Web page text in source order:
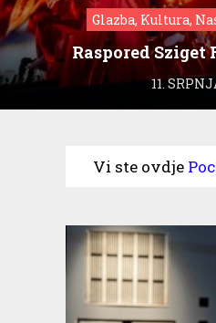
Glazba, Kultura,
Raspored Sziget
11.
Vi ste ovdje